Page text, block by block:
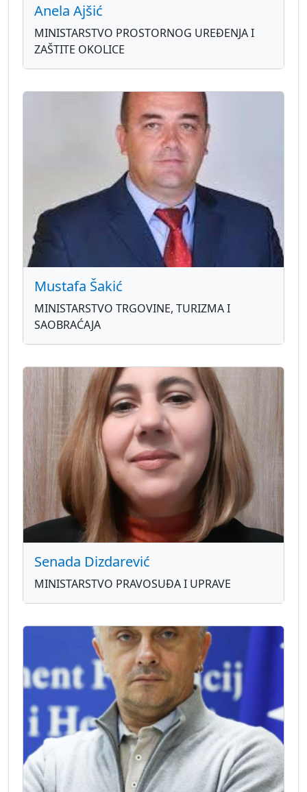
Anela Ajšić
MINISTARSTVO PROSTORNOG UREĐENJA I
ZAŠTITE OKOLICE
Mustafa Šakić
MINISTARSTVO TRGOVINE, TURIZMA I
SAOBRAĆAJA
Senada Dizdarević
MINISTARSTVO PRAVOSUĐA I UPRAVE